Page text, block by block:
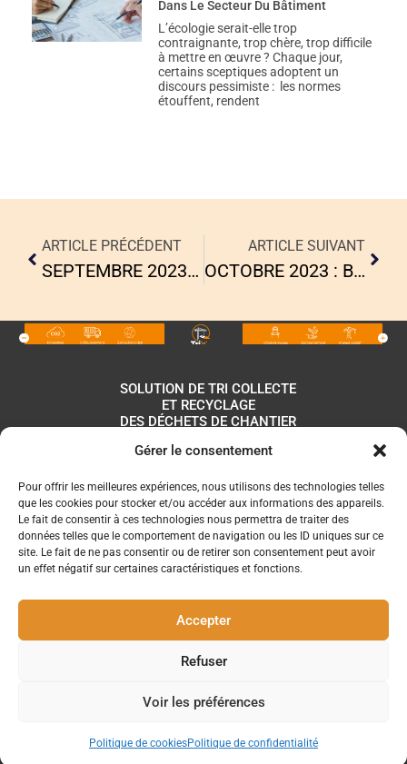
Gérer le consentement
Pour offrir les meilleures expériences, nous utilisons des technologies telles
que les cookies pour stocker et/ou accéder aux informations des appareils.
Le fait de consentir à ces technologies nous permettra de traiter des
données telles que le comportement de navigation ou les ID uniques sur ce
site. Le fait de ne pas consentir ou de retirer son consentement peut avoir
un effet négatif sur certaines caractéristiques et fonctions.
Accepter
Refuser
Voir les préférences
Politique de cookiesPolitique de confidentialité
Dans Le Secteur Du Bâtiment
L’écologie serait-elle trop
contraignante, trop chère, trop difficile
à mettre en œuvre ? Chaque jour,
certains sceptiques adoptent un
discours pessimiste : les normes
étouffent, rendent
ARTICLE PRÉCÉDENT
SEPTEMBRE 2023 : RENFORCEMENT PARTENARIAT BOUYGUES IMMOBILIER
ARTICLE SUIVANT
OCTOBRE 2023 : BILAN CONGRES HLM
SOLUTION DE TRI COLLECTE
ET RECYCLAGE
DES DÉCHETS DE CHANTIER